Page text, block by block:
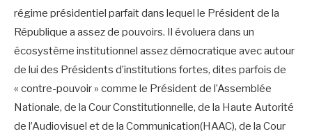
régime présidentiel parfait dans lequel le Président de la
République a assez de pouvoirs. Il évoluera dans un
écosystème institutionnel assez démocratique avec autour
de lui des Présidents d’institutions fortes, dites parfois de
« contre-pouvoir » comme le Président de l’Assemblée
Nationale, de la Cour Constitutionnelle, de la Haute Autorité
de l’Audiovisuel et de la Communication(HAAC), de la Cour